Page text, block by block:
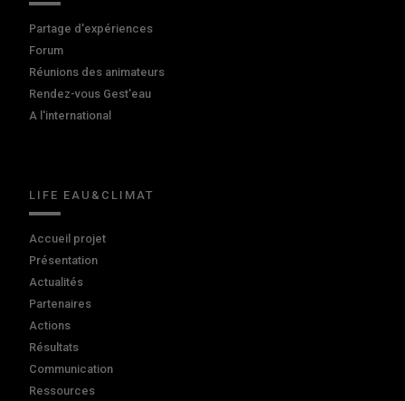
Partage d'expériences
Forum
Réunions des animateurs
Rendez-vous Gest'eau
A l'international
LIFE EAU&CLIMAT
Accueil projet
Présentation
Actualités
Partenaires
Actions
Résultats
Communication
Ressources